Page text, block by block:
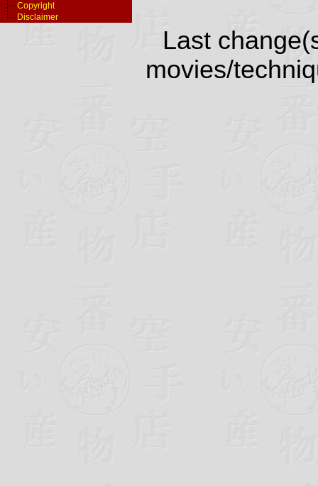
Copyright
Disclaimer
Last
movies/